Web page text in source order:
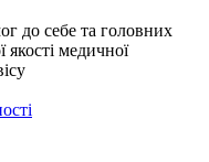
до себе та головних
якості медичної